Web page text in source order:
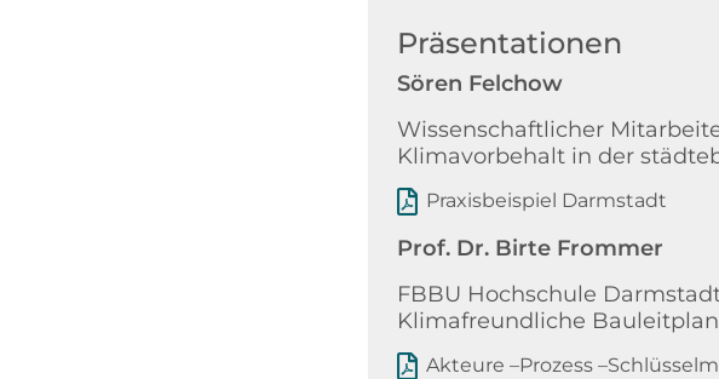
Präsentationen
Sören Felchow
Wissenschaftlicher
Klimavorbehalt in der
Praxisbeispiel Darmstadt
Prof. Dr. Birte Frommer
FBBU Hochschule
Klimafreundliche
Akteure –Prozess